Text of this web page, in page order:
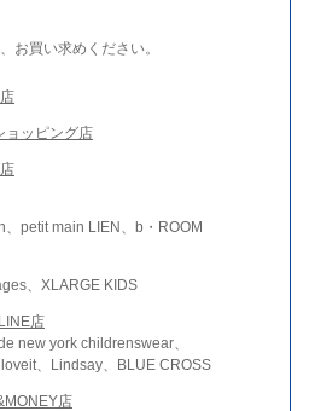
お買い求めください。
ョッピング店
petit main LIEN、b・ROOM
、XLARGE KIDS
店
new york childrenswear、
、Lindsay、BLUE CROSS
店